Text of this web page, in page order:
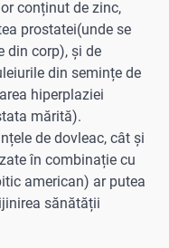
conținut de zinc,
prostatei(unde se
din corp), și de
din semințe de
hiperplaziei
mărită).
de dovleac, cât și
în combinație cu
american) ar putea
sănătății